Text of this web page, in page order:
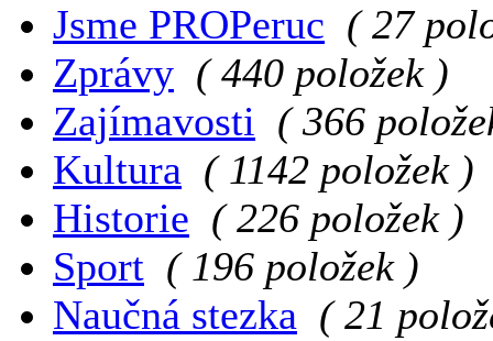
Jsme PROPeruc ( 27
Zprávy ( 440 položek )
Zajímavosti ( 366
Kultura ( 1142 položek )
Historie ( 226 položek )
Sport ( 196 položek )
Naučná stezka ( 21